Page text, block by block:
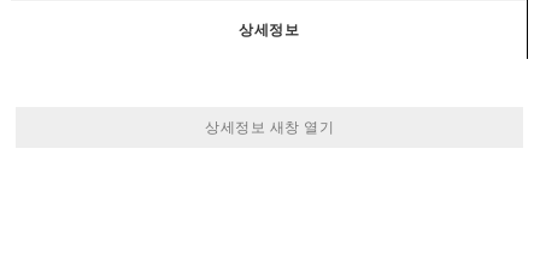
상세정보
상세정보 새창 열기